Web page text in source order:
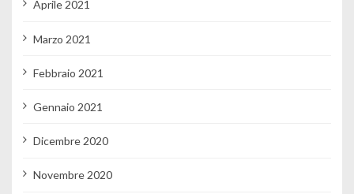
Aprile 2021
Marzo 2021
Febbraio 2021
Gennaio 2021
Dicembre 2020
Novembre 2020